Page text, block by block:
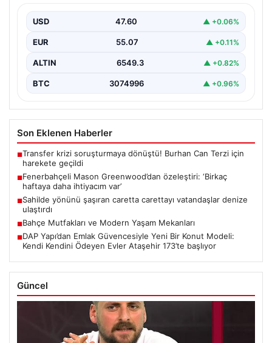
USD 47.60 ▲ +0.06%
EUR 55.07 ▲ +0.11%
ALTIN 6549.3 ▲ +0.82%
BTC 3074996 ▲ +0.96%
Son Eklenen Haberler
■Transfer krizi soruşturmaya dönüştü! Burhan Can Terzi için
harekete geçildi
■Fenerbahçeli Mason Greenwood’dan özeleştiri: ‘Birkaç
haftaya daha ihtiyacım var’
■Sahilde yönünü şaşıran caretta carettayı vatandaşlar denize
ulaştırdı
■Bahçe Mutfakları ve Modern Yaşam Mekanları
■DAP Yapı’dan Emlak Güvencesiyle Yeni Bir Konut Modeli:
Kendi Kendini Ödeyen Evler Ataşehir 173’te başlıyor
Güncel